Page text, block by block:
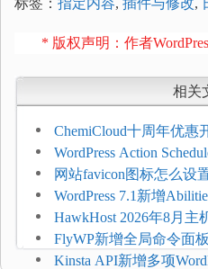
* 版权声明：作者
相关
ChemiCloud十周年优惠
$1.49/月，最高88%折
WordPress Action
压和订单延迟
网站favicon图标怎么设
加方法
WordPress 7.1新增
持REST API、MCP与
HawkHost 2026年8月
$2.61/月，高性能主机
FlyWP新增全局命令面
方便
Kinsta API新增多项